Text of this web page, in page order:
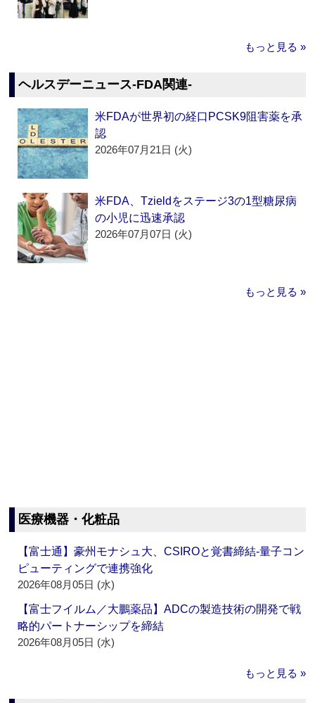
もっと見る »
ヘルスデーニュース‐FDA関連‐
米FDAが世界初の経口PCSK9阻害薬を承
認
2026年07月21日 (火)
米FDA、Tzieldをステージ3の1型糖尿病
の小児に迅速承認
2026年07月07日 (火)
もっと見る »
医療機器・化粧品
【富士通】豪州モナシュ大、CSIROと覚書締結‐量子コン
ピューティングで連携強化
2026年08月05日 (水)
【富士フイルム／大鵬薬品】ADCの製造技術の開発で戦
略的パートナーシップを締結
2026年08月05日 (水)
もっと見る »